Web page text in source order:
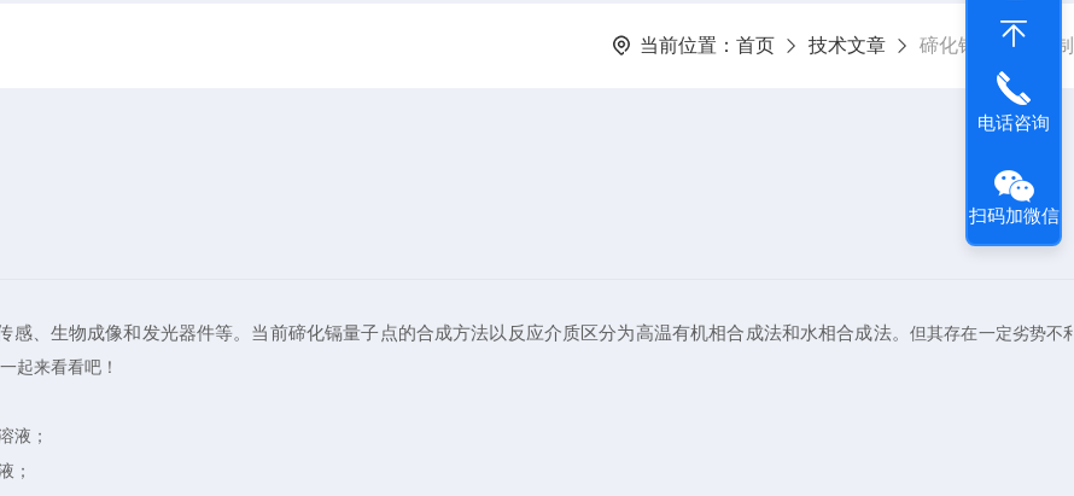
当前位置： 首页 技术文章 碲化镉量子点的
、生物成像和发光器件等。当前碲化镉量子点的合成方法以反应介质区分为高温有机相合成法和水相合成法。 但其存在一定劣势不
一起来看看吧！
液；
；
电话咨询
扫码加微信